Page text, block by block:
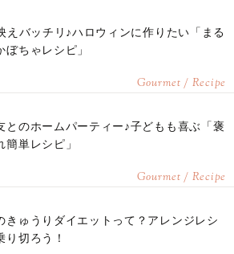
えバッチリ♪ハロウィンに作りたい「まる
ぼちゃレシピ」
Gourmet / Recipe
とのホームパーティー♪子どもも喜ぶ「褒
簡単レシピ」
Gourmet / Recipe
きゅうりダイエットって？アレンジレシ
り切ろう！